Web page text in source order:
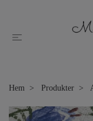
Hem Produkter